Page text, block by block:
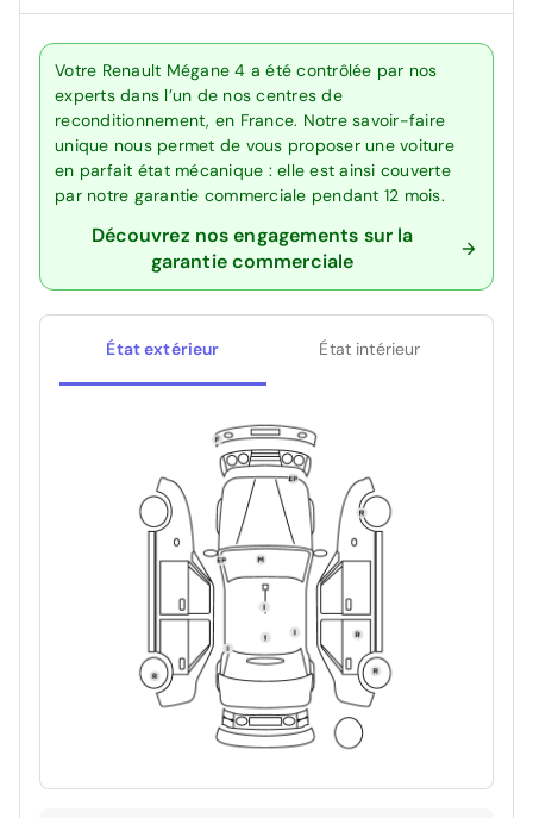
Votre Renault Mégane 4 a été contrôlée par nos
experts dans l’un de nos centres de
reconditionnement, en France. Notre savoir-faire
unique nous permet de vous proposer une voiture
en parfait état mécanique : elle est ainsi couverte
par notre garantie commerciale pendant 12 mois.
Découvrez nos engagements sur la
garantie commerciale
État extérieur État intérieur